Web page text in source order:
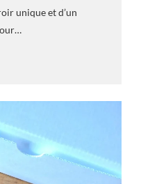
unique et d’un